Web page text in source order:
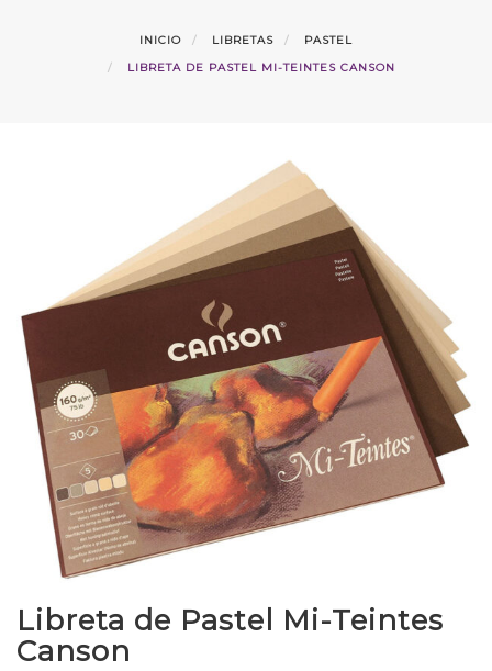
INICIO LIBRETAS
PASTEL
LIBRETA DE PASTEL MI-TEINTES CANSON
Libreta de Pastel Mi-Teintes
Canson